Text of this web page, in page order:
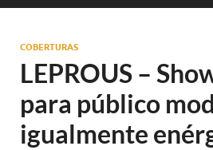
COBERTURAS
LEPROUS –
para público
igualmente